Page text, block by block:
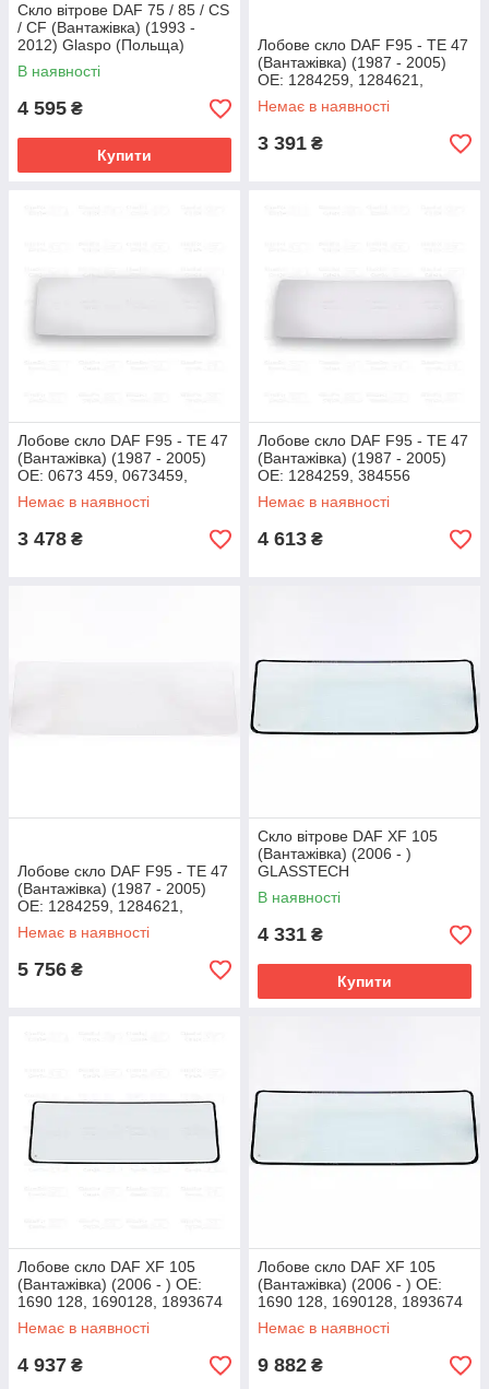
Скло вітрове DAF 75 / 85 / CS
/ CF (Вантажівка) (1993 -
2012) Glaspo (Польща)
В наявності
4 595 ₴
Купити
Лобове скло DAF F95 - TE 47
(Вантажівка) (1987 - 2005)
OE: 1284259, 1284621,
384556
Немає в наявності
3 391 ₴
Лобове скло DAF F95 - TE 47
(Вантажівка) (1987 - 2005)
OE: 0673 459, 0673459,
06734593, 673459, 6734593
Немає в наявності
3 478 ₴
Лобове скло DAF F95 - TE 47
(Вантажівка) (1987 - 2005)
OE: 1284259, 384556
Немає в наявності
4 613 ₴
Лобове скло DAF F95 - TE 47
(Вантажівка) (1987 - 2005)
OE: 1284259, 1284621,
384556
Немає в наявності
5 756 ₴
Скло вітрове DAF XF 105
(Вантажівка) (2006 - )
GLASSTECH
В наявності
4 331 ₴
Купити
Лобове скло DAF XF 105
(Вантажівка) (2006 - ) OE:
1690 128, 1690128, 1893674
Немає в наявності
4 937 ₴
Лобове скло DAF XF 105
(Вантажівка) (2006 - ) OE:
1690 128, 1690128, 1893674
Немає в наявності
9 882 ₴